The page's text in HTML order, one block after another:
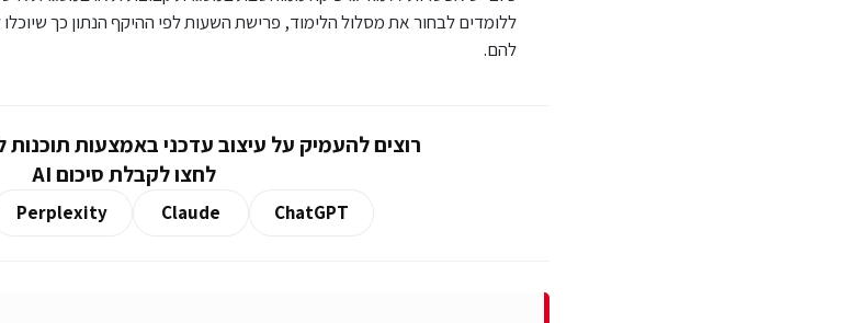
ללומדים לבחור את מסלול הלימוד, פרישת השעות לפי ההיקף הנתון כך
להם.
רוצים להעמיק על עיצוב עדכני באמצעות
לחצו לקבלת סיכום AI
ChatGPT
Claude
Perplexity